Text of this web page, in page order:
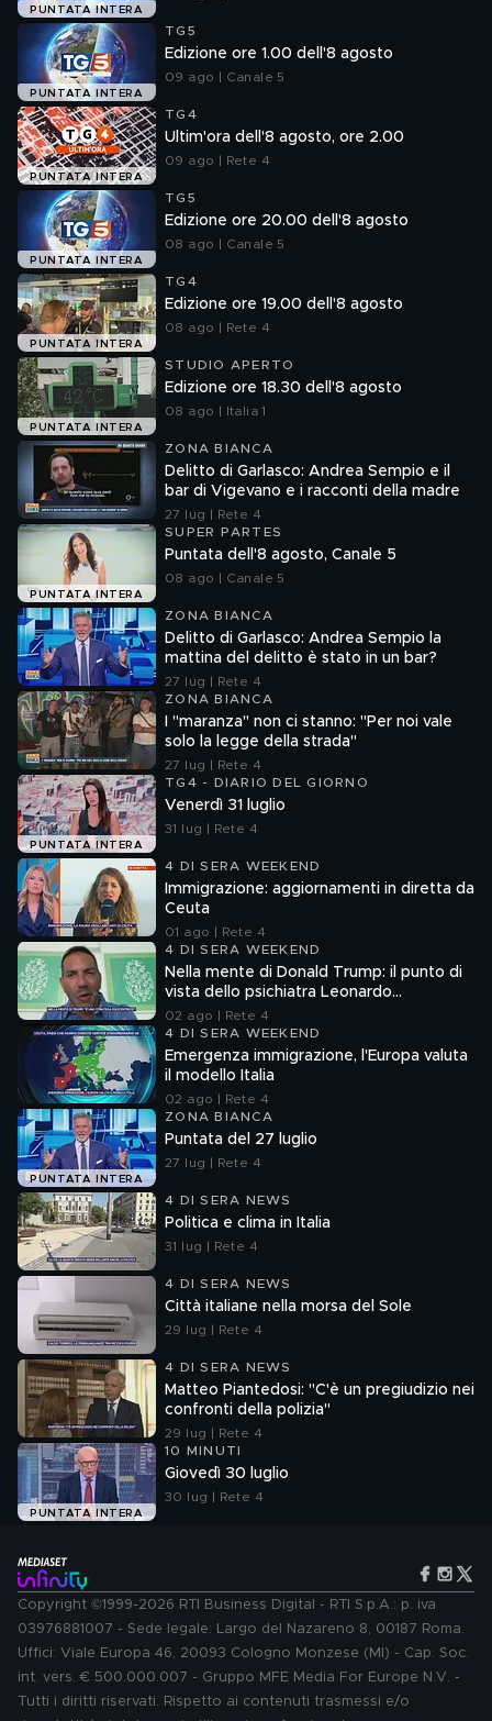
PUNTATA INTERA
PUNTATA INTERA
TG5
Edizione ore 1.00 dell'8 agosto
09 ago | Canale 5
PUNTATA INTERA
TG4
Ultim'ora dell'8 agosto, ore 2.00
09 ago | Rete 4
PUNTATA INTERA
TG5
Edizione ore 20.00 dell'8 agosto
08 ago | Canale 5
PUNTATA INTERA
TG4
Edizione ore 19.00 dell'8 agosto
08 ago | Rete 4
PUNTATA INTERA
STUDIO APERTO
Edizione ore 18.30 dell'8 agosto
08 ago | Italia 1
ZONA BIANCA
Delitto di Garlasco: Andrea Sempio e il
bar di Vigevano e i racconti della madre
27 lug | Rete 4
PUNTATA INTERA
SUPER PARTES
Puntata dell'8 agosto, Canale 5
08 ago | Canale 5
ZONA BIANCA
Delitto di Garlasco: Andrea Sempio la
mattina del delitto è stato in un bar?
27 lug | Rete 4
ZONA BIANCA
I "maranza" non ci stanno: "Per noi vale
solo la legge della strada"
27 lug | Rete 4
PUNTATA INTERA
TG4 - DIARIO DEL GIORNO
Venerdì 31 luglio
31 lug | Rete 4
4 DI SERA WEEKEND
Immigrazione: aggiornamenti in diretta da
Ceuta
01 ago | Rete 4
4 DI SERA WEEKEND
Nella mente di Donald Trump: il punto di
vista dello psichiatra Leonardo
Mendolicchio
02 ago | Rete 4
4 DI SERA WEEKEND
Emergenza immigrazione, l'Europa valuta
il modello Italia
02 ago | Rete 4
PUNTATA INTERA
ZONA BIANCA
Puntata del 27 luglio
27 lug | Rete 4
4 DI SERA NEWS
Politica e clima in Italia
31 lug | Rete 4
4 DI SERA NEWS
Città italiane nella morsa del Sole
29 lug | Rete 4
4 DI SERA NEWS
Matteo Piantedosi: "C'è un pregiudizio nei
confronti della polizia"
29 lug | Rete 4
PUNTATA INTERA
10 MINUTI
Giovedì 30 luglio
30 lug | Rete 4
Copyright ©1999-2026 RTI Business Digital - RTI S.p.A.: p. iva
03976881007 - Sede legale: Largo del Nazareno 8, 00187 Roma.
Uffici: Viale Europa 46, 20093 Cologno Monzese (MI) - Cap. Soc.
int. vers. € 500.000.007 - Gruppo MFE Media For Europe N.V. -
Tutti i diritti riservati. Rispetto ai contenuti trasmessi e/o